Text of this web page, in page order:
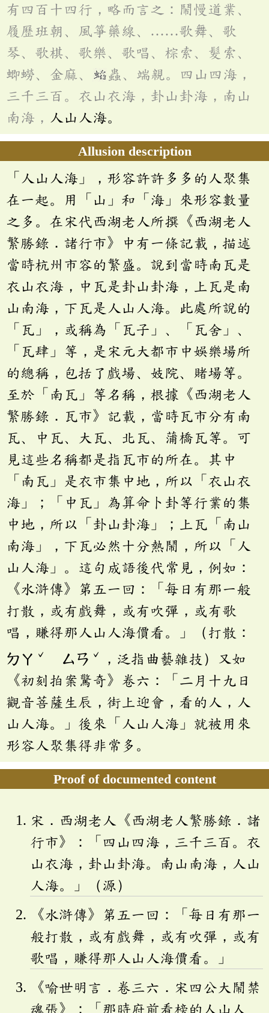
有四百十四行，略而言之：鬧慢道業、
履歷班朝、風箏藥線、……歌舞、歌
琴、歌棋、歌樂、歌唱、棕索、髮索、
蝍蟧、金麻、
蟲、端親。四山四海，
三千三百。衣山衣海，卦山卦海，南山
南海， 人山人海。
Allusion description
「人山人海」，形容許許多多的人聚集
在一起。用「山」和「海」來形容數量
之多。在宋代西湖老人所撰《西湖老人
繁勝錄．諸行市》中有一條記載，描述
當時杭州市容的繁盛。說到當時南瓦是
衣山衣海，中瓦是卦山卦海，上瓦是南
山南海，下瓦是人山人海。此處所說的
「瓦」，或稱為「瓦子」、「瓦舍」、
「瓦肆」等，是宋元大都市中娛樂場所
的總稱，包括了戲場、妓院、賭場等。
至於「南瓦」等名稱，根據《西湖老人
繁勝錄．瓦市》記載，當時瓦市分有南
瓦、中瓦、大瓦、北瓦、蒲橋瓦等。可
見這些名稱都是指瓦市的所在。其中
「南瓦」是衣市集中地，所以「衣山衣
海」；「中瓦」為算命卜卦等行業的集
中地，所以「卦山卦海」；上瓦「南山
南海」，下瓦必然十分熱鬧，所以「人
山人海」。這句成語後代常見，例如：
《水滸傳》第五一回：「每日有那一般
打散，或有戲舞，或有吹彈，或有歌
唱，賺得那人山人海價看。」（打散：
ㄉㄚ ˇ ㄙㄢ ˇ
，泛指曲藝雜技）又如
《初刻拍案驚奇》卷六：「二月十九日
觀音菩薩生辰，街上迎會，看的人，人
山人海。」後來「人山人海」就被用來
形容人聚集得非常多。
Proof of documented content
宋．西湖老人《西湖老人繁勝錄．諸
行市》：「四山四海，三千三百。衣
山衣海，卦山卦海。南山南海，人山
人海。」（源）
《水滸傳》第五一回：「每日有那一
般打散，或有戲舞，或有吹彈，或有
歌唱，賺得那人山人海價看。」
《喻世明言．卷三六．宋四公大鬧禁
魂張》：「那時府前看榜的人山人